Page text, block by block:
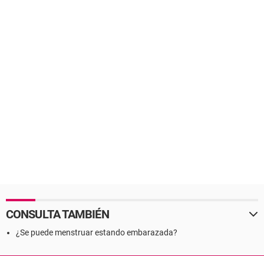
CONSULTA TAMBIÉN
¿Se puede menstruar estando embarazada?